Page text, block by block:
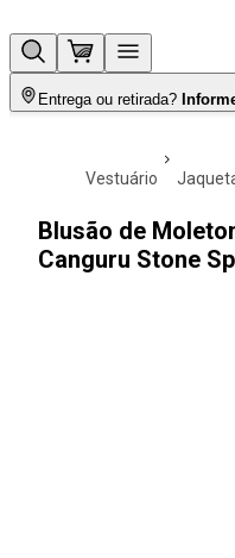
Entrega ou retirada?
vestuário
Blusão de
Canguru Stone